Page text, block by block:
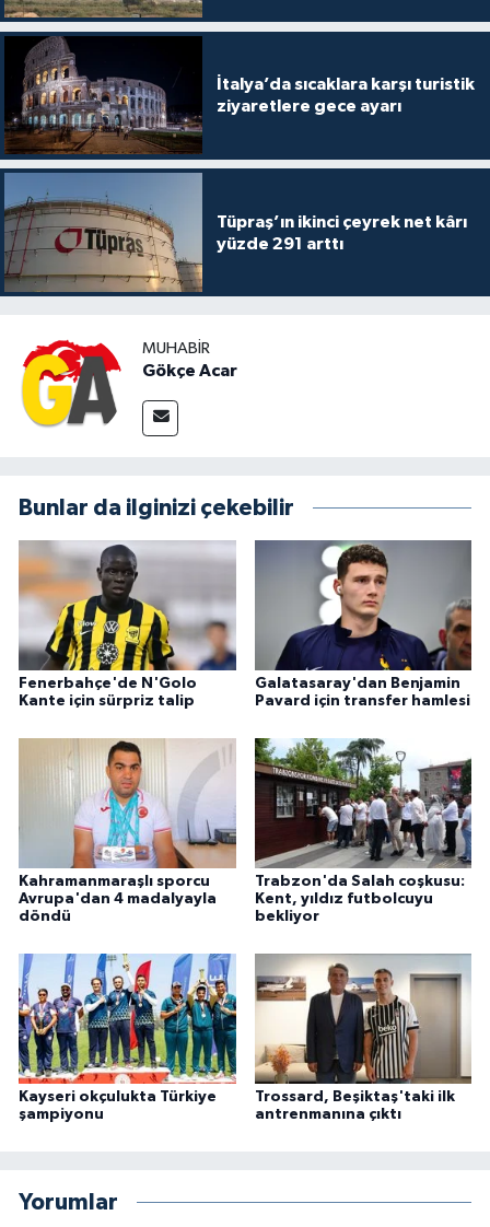
İtalya’da sıcaklara karşı turistik
ziyaretlere gece ayarı
Tüpraş’ın ikinci çeyrek net kârı
yüzde 291 arttı
MUHABIR
Gökçe Acar
Bunlar da ilginizi çekebilir
Fenerbahçe'de N'Golo
Kante için sürpriz talip
Galatasaray'dan Benjamin
Pavard için transfer hamlesi
Kahramanmaraşlı sporcu
Avrupa'dan 4 madalyayla
döndü
Trabzon'da Salah coşkusu:
Kent, yıldız futbolcuyu
bekliyor
Kayseri okçulukta Türkiye
şampiyonu
Trossard, Beşiktaş'taki ilk
antrenmanına çıktı
Yorumlar